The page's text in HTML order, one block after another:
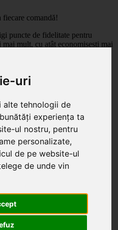
uri
alte tehnologii de
experiența ta
ul nostru, pentru
personalizate,
de pe website-ul
de unde vin
fiecare comandă!
puncte de fidelitate pentru
mult, cu atât economisești mai
mai mari de 350 Lei. Comanda minimă în
în 1 - 2 zile lucrătoare.